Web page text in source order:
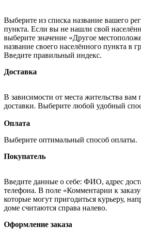
Выберите из списка название вашего
пункта. Если вы не нашли свой
выберите значение «Другое
название своего населённого пункта в
Введите правильный индекс.
Доставка
В зависимости от места жительства вам
доставки. Выберите любой удобный
Оплата
Выберите оптимальный способ оплаты.
Покупатель
Введите данные о себе: ФИО, адрес
телефона. В поле «Комментарии к
которые могут пригодиться курьеру,
доме считаются справа налево.
Оформление заказа